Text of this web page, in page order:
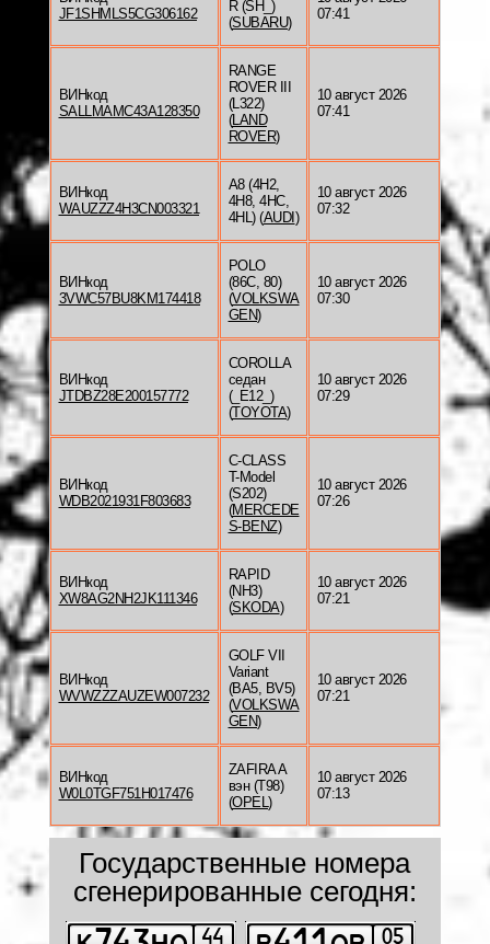
JF1SHMLS5CG306162
R (SH_)
(SUBARU)
07:41
ВИНкод
SALLMAMC43A128350
RANGE
ROVER III
(L322)
(LAND
ROVER)
10 август 2026
07:41
ВИНкод
WAUZZZ4H3CN003321
A8 (4H2,
4H8, 4HC,
4HL) (AUDI )
10 август 2026
07:32
ВИНкод
3VWC57BU8KM174418
POLO
(86C, 80)
(VOLKSWA
GEN)
10 август 2026
07:30
ВИНкод
JTDBZ28E200157772
COROLLA
седан
(_E12_)
(TOYOTA)
10 август 2026
07:29
ВИНкод
WDB2021931F803683
C-CLASS
T-Model
(S202)
(MERCEDE
S-BENZ)
10 август 2026
07:26
ВИНкод
XW8AG2NH2JK111346
RAPID
(NH3)
(SKODA)
10 август 2026
07:21
ВИНкод
WVWZZZAUZEW007232
GOLF VII
Variant
(BA5, BV5)
(VOLKSWA
GEN)
10 август 2026
07:21
ВИНкод
W0L0TGF751H017476
ZAFIRA A
вэн (T98)
(OPEL)
10 август 2026
07:13
Государственные номера
сгенерированные сегодня: